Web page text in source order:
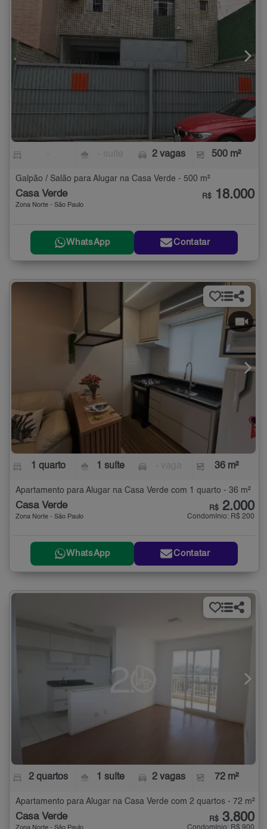
2 vagas 500 m²
Galpão / Salão para Alugar na Casa Verde - 500 m²
Casa Verde
Zona Norte - São Paulo
R$ 18.000
WhatsApp Contatar
1 quarto 1 suíte 36 m²
Apartamento para Alugar na Casa Verde com 1 quarto - 36 m²
Casa Verde
Zona Norte - São Paulo
R$ 2.000
Condomínio: R$ 200
WhatsApp Contatar
2 quartos 1 suíte 2 vagas 72 m²
Apartamento para Alugar na Casa Verde com 2 quartos - 72 m²
Casa Verde R$ 3.800